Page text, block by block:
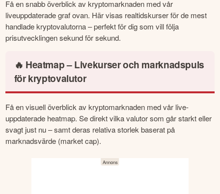
Få en snabb överblick av kryptomarknaden med vår
liveuppdaterade graf ovan. Här visas realtidskurser för de mest
handlade kryptovalutorna – perfekt för dig som vill följa
prisutvecklingen sekund för sekund.
🔥 Heatmap – Livekurser och marknadspuls
för kryptovalutor
Få en visuell överblick av kryptomarknaden med vår live-
uppdaterade heatmap. Se direkt vilka valutor som går starkt eller
svagt just nu – samt deras relativa storlek baserat på
marknadsvärde (market cap).